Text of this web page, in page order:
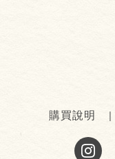
購買說明